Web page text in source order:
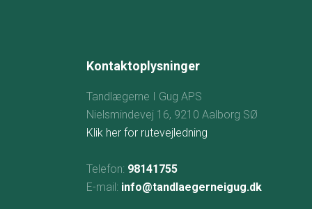
Kontaktoplysninger
Tandlægerne I Gug APS
Nielsmindevej 16, 9210 Aalborg SØ
Klik her for rutevejledning
Telefon: 98141755
E-mail: info@tandlaegerneigug.dk